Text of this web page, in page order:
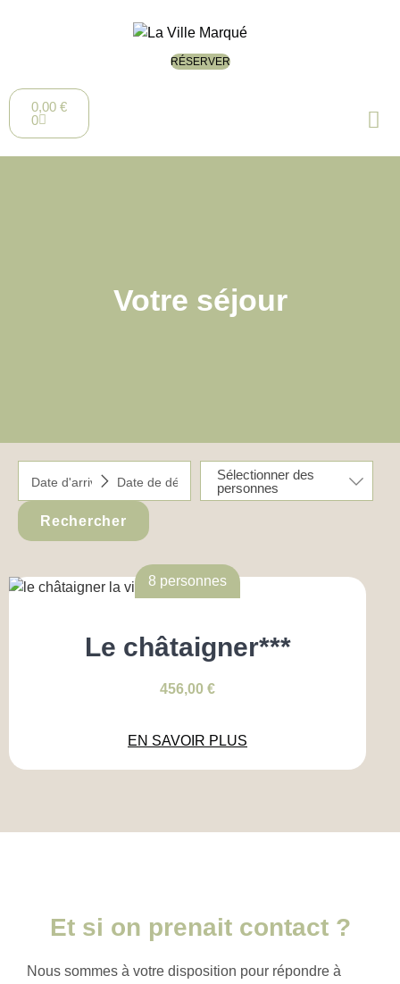
RÉSERVER
0,00 €
0
Votre séjour
Sélectionner des
personnes
Rechercher
8 personnes
Le châtaigner***
456,00 €
EN SAVOIR PLUS
Et si on prenait contact ?
Nous sommes à votre disposition pour répondre à